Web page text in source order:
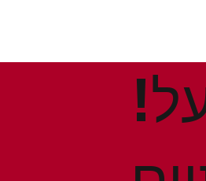
!הנחות ומבצעים חמים על